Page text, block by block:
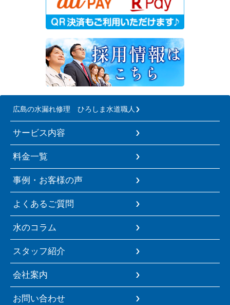
広島の水漏れ修理 ひろしま水道職人
サービス内容
料金一覧
事例・お客様の声
よくあるご質問
水のコラム
スタッフ紹介
会社案内
お問い合わせ